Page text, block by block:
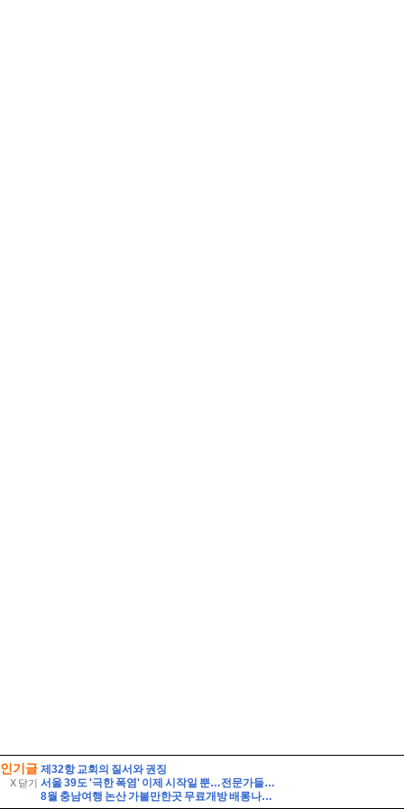
인기글
X 닫기
제32항 교회의 질서와 권징
서울 39도 '극한 폭염' 이제 시작일 뿐…전문가들 "2050년까지 지속" 경고
8월 충남여행 논산 가볼만한곳 무료개방 배롱나무꽃 절정 여름꽃 만개한 300년 명재고택